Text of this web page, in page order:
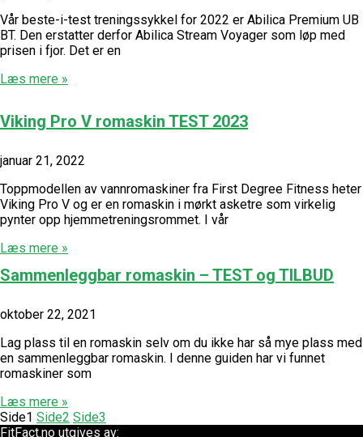
Vår beste-i-test treningssykkel for 2022 er Abilica Premium UB
BT. Den erstatter derfor Abilica Stream Voyager som løp med
prisen i fjor. Det er en
Læs mere »
Viking Pro V romaskin TEST 2023
januar 21, 2022
Toppmodellen av vannromaskiner fra First Degree Fitness heter
Viking Pro V og er en romaskin i mørkt asketre som virkelig
pynter opp hjemmetreningsrommet. I vår
Læs mere »
Sammenleggbar romaskin – TEST og TILBUD
oktober 22, 2021
Lag plass til en romaskin selv om du ikke har så mye plass med
en sammenleggbar romaskin. I denne guiden har vi funnet
romaskiner som
Læs mere »
Side1 Side2 Side3
FitFact.no utgives av: